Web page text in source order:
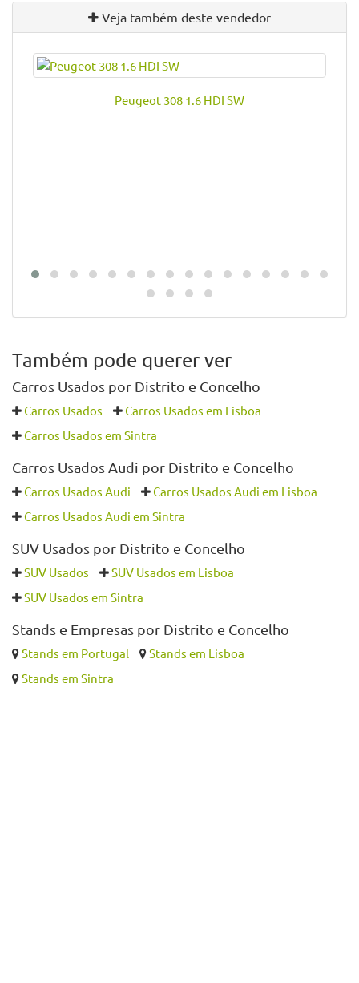
Veja também deste vendedor
Peugeot 308 1.6 HDI SW
Também pode querer ver
Carros Usados por Distrito e Concelho
Carros Usados
Carros Usados em Lisboa
Carros Usados em Sintra
Carros Usados Audi por Distrito e Concelho
Carros Usados Audi
Carros Usados Audi em Lisboa
Carros Usados Audi em Sintra
SUV Usados por Distrito e Concelho
SUV Usados
SUV Usados em Lisboa
SUV Usados em Sintra
Stands e Empresas por Distrito e Concelho
Stands em Portugal
Stands em Lisboa
Stands em Sintra